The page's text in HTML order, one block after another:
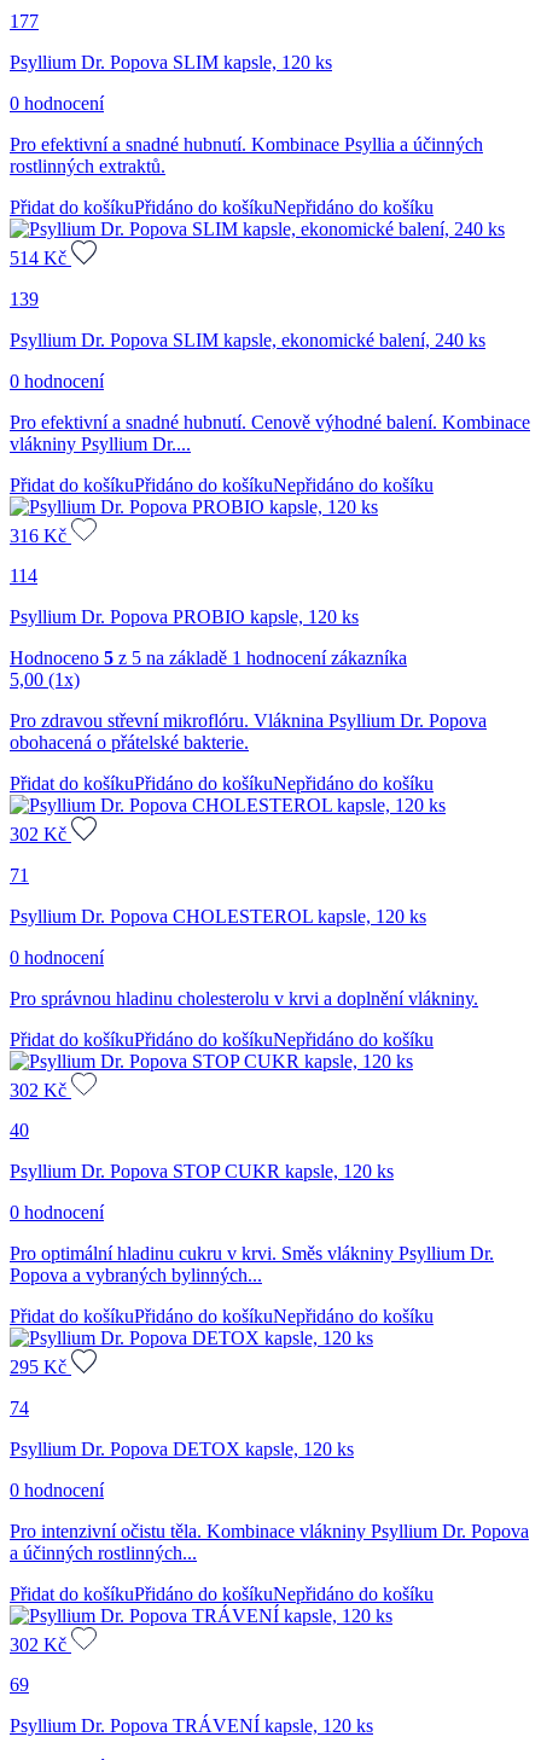
177
Psyllium Dr. Popova SLIM kapsle, 120 ks
0 hodnocení
Pro efektivní a snadné hubnutí. Kombinace Psyllia a účinných
rostlinných extraktů.
Přidat do košíkuPřidáno do košíkuNepřidáno do košíku
514 Kč
139
Psyllium Dr. Popova SLIM kapsle, ekonomické balení, 240 ks
0 hodnocení
Pro efektivní a snadné hubnutí. Cenově výhodné balení. Kombinace
vlákniny Psyllium Dr....
Přidat do košíkuPřidáno do košíkuNepřidáno do košíku
316 Kč
114
Psyllium Dr. Popova PROBIO kapsle, 120 ks
Hodnoceno 5 z 5 na základě 1 hodnocení zákazníka
5,00 (1x)
Pro zdravou střevní mikroflóru. Vláknina Psyllium Dr. Popova
obohacená o přátelské bakterie.
Přidat do košíkuPřidáno do košíkuNepřidáno do košíku
302 Kč
71
Psyllium Dr. Popova CHOLESTEROL kapsle, 120 ks
0 hodnocení
Pro správnou hladinu cholesterolu v krvi a doplnění vlákniny.
Přidat do košíkuPřidáno do košíkuNepřidáno do košíku
302 Kč
40
Psyllium Dr. Popova STOP CUKR kapsle, 120 ks
0 hodnocení
Pro optimální hladinu cukru v krvi. Směs vlákniny Psyllium Dr.
Popova a vybraných bylinných...
Přidat do košíkuPřidáno do košíkuNepřidáno do košíku
295 Kč
74
Psyllium Dr. Popova DETOX kapsle, 120 ks
0 hodnocení
Pro intenzivní očistu těla. Kombinace vlákniny Psyllium Dr. Popova
a účinných rostlinných...
Přidat do košíkuPřidáno do košíkuNepřidáno do košíku
302 Kč
69
Psyllium Dr. Popova TRÁVENÍ kapsle, 120 ks